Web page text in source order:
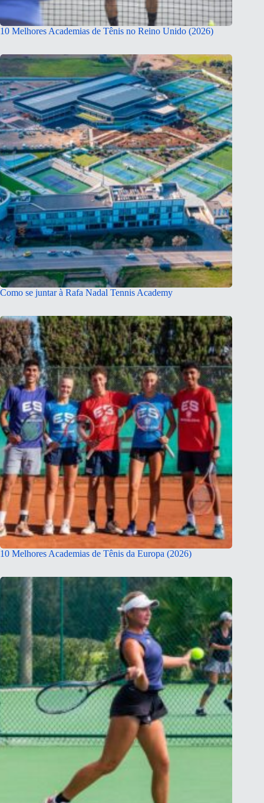
10 Melhores Academias de Tênis no Reino Unido (2026)
Como se juntar à Rafa Nadal Tennis Academy
10 Melhores Academias de Tênis da Europa (2026)